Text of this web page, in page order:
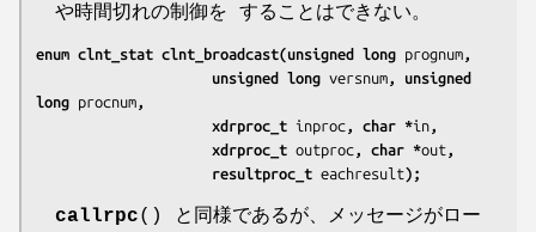
や時間切れの制御を することはできない。
enum clnt_stat clnt_broadcast(unsigned long prognum ,
                     unsigned long
versnum , unsigned
long procnum ,
                     xdrproc_t
inproc , char *in ,
                     xdrproc_t
outproc , char *out ,
                     resultproc_t
eachresult);
callrpc() と同様であるが、メッセージがロー